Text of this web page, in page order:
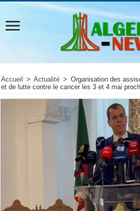
Accueil > Actualité > Organisation des
et de lutte contre le cancer les 3 et 4 mai